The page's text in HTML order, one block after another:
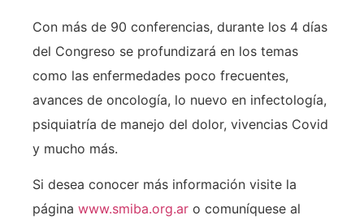
Con más de 90 conferencias, durante los 4 días
del Congreso se profundizará en los temas
como las enfermedades poco frecuentes,
avances de oncología, lo nuevo en infectología,
psiquiatría de manejo del dolor, vivencias Covid
y mucho más.
Si desea conocer más información visite la
página www.smiba.org.ar o comuníquese al